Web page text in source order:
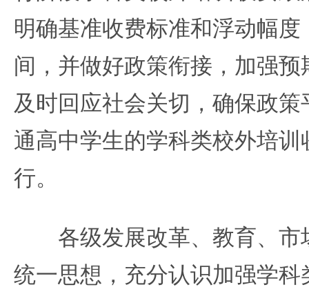
明确基准收费标准和浮动幅
间，并做好政策衔接，加强
及时回应社会关切，确保政
通高中学生的学科类校外培
行。
各级发展改革、教育、市
统一思想，充分认识加强学